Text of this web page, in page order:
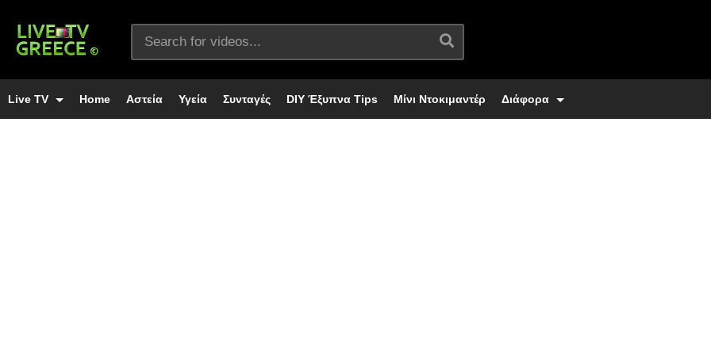
Live TV Home Αστεία Υγεία Συνταγές DIY Έξυπνα Tips Μίνι Ντοκιμαντέρ Διάφορα